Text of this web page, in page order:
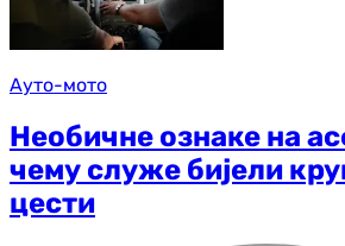
Ауто-мото
Необичне ознаке на
чему служе бијели
цести